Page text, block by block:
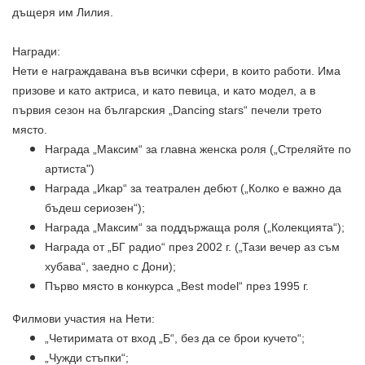
дъщеря им Лилия.
Награди:
Нети е награждавана във всички сфери, в които работи. Има
призове и като актриса, и като певица, и като модел, а в
първия сезон на българския „ Dancing stars“ печели трето
място.
Награда „Максим“ за главна женска роля („ Стреляйте по
артиста")
Награда „Икар“ за театрален дебют („ Колко е важно да
бъдеш сериозен“);
Награда „Максим“ за поддържаща роля („ Колекцията“);
Награда от „ БГ радио“ през 2002 г. („Тази вечер аз съм
хубава“, заедно с Дони);
Първо място в конкурса „Best model“ през 1995 г.
Филмови участия на Нети:
„Четиримата от вход „Б“, без да се брои кучето“;
„Чужди стъпки“;